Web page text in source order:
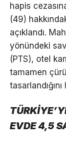
hapis
(49)
açıklandı.
yönündeki
(PTS), otel
tamamen
EVDE 4,5